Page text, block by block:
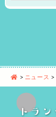
> ニュース >